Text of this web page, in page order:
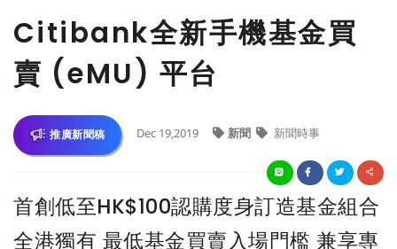
Citibank全新手機基金買
賣 (eMU) 平台
推廣新聞稿 Dec 19,2019 新聞 新聞時事
首創低至HK$100認購度身訂造基金組合
全港獨有 最低基金買賣入場門檻 兼享專